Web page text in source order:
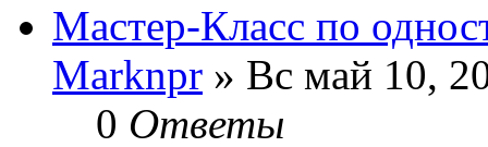
Мастер-Класс по
Marknpr » Вс май 10,
0 Ответы